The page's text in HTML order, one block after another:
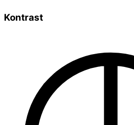
Kontrast